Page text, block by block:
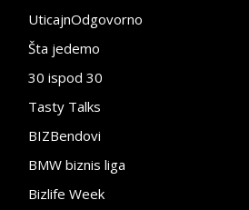
UticajnOdgovorno
Šta jedemo
30 ispod 30
Tasty Talks
BIZBendovi
BMW biznis liga
Bizlife Week